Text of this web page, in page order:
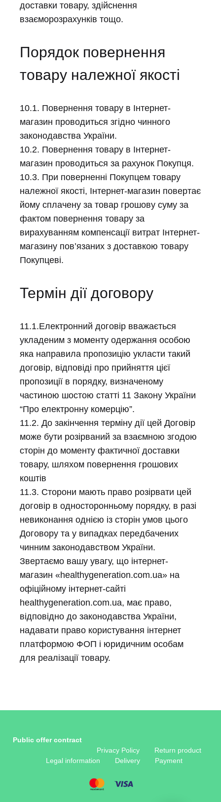
доставки товару, здійснення
взаєморозрахунків тощо.
Порядок повернення
товару належної якості
10.1. Повернення товару в Інтернет-
магазин проводиться згідно чинного
законодавства України.
10.2. Повернення товару в Інтернет-
магазин проводиться за рахунок Покупця.
10.3. При поверненні Покупцем товару
належної якості, Інтернет-магазин повертає
йому сплачену за товар грошову суму за
фактом повернення товару за
вирахуванням компенсації витрат Інтернет-
магазину пов’язаних з доставкою товару
Покупцеві.
Термін дії договору
11.1.Електронний договір вважається
укладеним з моменту одержання особою
яка направила пропозицію укласти такий
договір, відповіді про прийняття цієї
пропозиції в порядку, визначеному
частиною шостою статті 11 Закону України
“Про електронну комерцію”.
11.2. До закінчення терміну дії цей Договір
може бути розірваний за взаємною згодою
сторін до моменту фактичної доставки
товару, шляхом повернення грошових
коштів
11.3. Сторони мають право розірвати цей
договір в односторонньому порядку, в разі
невиконання однією із сторін умов цього
Договору та у випадках передбачених
чинним законодавством України.
Звертаємо вашу увагу, що інтернет-
магазин «healthygeneration.com.ua» на
офіційному інтернет-сайті
healthygeneration.com.ua, має право,
відповідно до законодавства України,
надавати право користування інтернет
платформою ФОП і юридичним особам
для реалізації товару.
Public offer contract
Privacy Policy
Return product
Legal information
Delivery Payment